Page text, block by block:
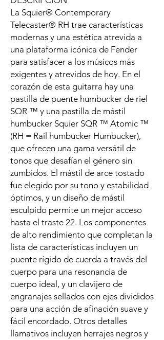
La Squier® Contemporary
Telecaster® RH trae características
modernas y una estética atrevida a
una plataforma icónica de Fender
para satisfacer a los músicos más
exigentes y atrevidos de hoy. En el
corazón de esta guitarra hay una
pastilla de puente humbucker de riel
SQR ™ y una pastilla de mástil
humbucker Squier SQR ™ Atomic ™
(RH = Rail humbucker Humbucker),
que ofrecen una gama versátil de
tonos que desafían el género sin
zumbidos. El mástil de arce tostado
fue elegido por su tono y estabilidad
óptimos, y un diseño de mástil
esculpido permite un mejor acceso
hasta el traste 22. Los componentes
de alto rendimiento que completan la
lista de características incluyen un
puente rígido de cuerda a través del
cuerpo para una resonancia de
cuerpo ideal, y un clavijero de
engranajes sellados con ejes divididos
para una acción de afinación suave y
fácil encordado. Otros detalles
llamativos incluyen herrajes negros y